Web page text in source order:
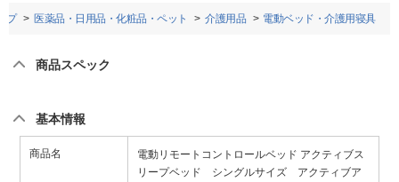
プ 医薬品・日用品・化粧品・ペット 介護用品 電動ベッド・介護用寝具
商品スペック
基本情報
商品名
電動リモートコントロールベッド アクティブス
リープベッド シングルサイズ アクティブア